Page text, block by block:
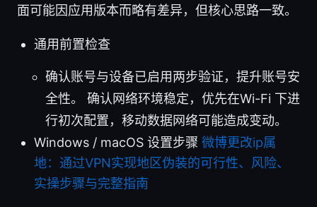
面可能因应用版本而略有差异，但核心思路一致。
通用前置检查
确认账号与设备已启用两步验证，提升账号安
全性。 确认网络环境稳定，优先在Wi-Fi 下进
行初次配置，移动数据网络可能造成变动。
Windows / macOS 设置步骤 微博更改ip属
地：通过VPN实现地区伪装的可行性、风险、
实操步骤与完整指南